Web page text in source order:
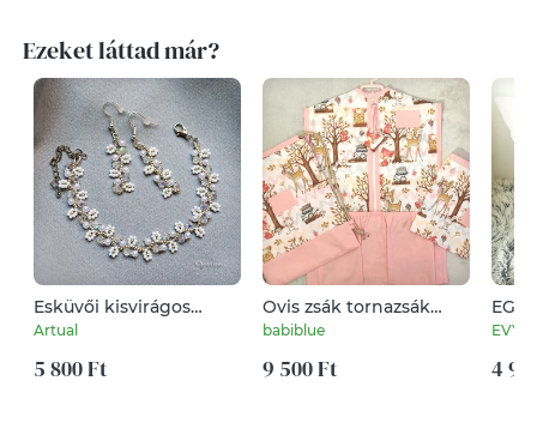
Ezeket láttad már?
Esküvői kisvirágos
karkötő és fülbevaló
kásagyöngyökkel több
színben
Artual
5 800 Ft
Ovis zsák tornazsák
tisztasági
babiblue
9 500 Ft 4